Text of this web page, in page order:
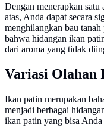
Dengan menerapkan
atas, Anda dapat secara
menghilangkan bau
bahwa hidangan ikan
dari aroma yang tidak
Variasi Olahan
Ikan patin merupakan
menjadi berbagai
ikan patin yang bisa Anda